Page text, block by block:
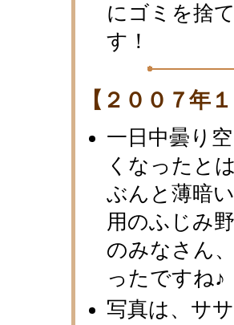
にゴミを捨
す！
【２００７年
一日中曇り
くなったと
ぶんと薄暗
用のふじみ
のみなさん
ったですね
写真は、サ